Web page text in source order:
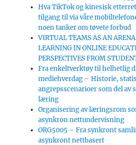
Hva TikTok og kinesisk
tilgang til via våre
noen tanker om tøvete forbud
VIRTUAL TEAMS AS AN ARENA
LEARNING IN ONLINE
PERSPECTIVES FROM
Fra enkeltverktøy til helhetlig
mediehverdag – Historie,
angrepsscenarioer som del av
læring
Organisering av læringsrom
asynkron nettundervisning
ORG5005 – Fra synkront
asynkront nettbasert